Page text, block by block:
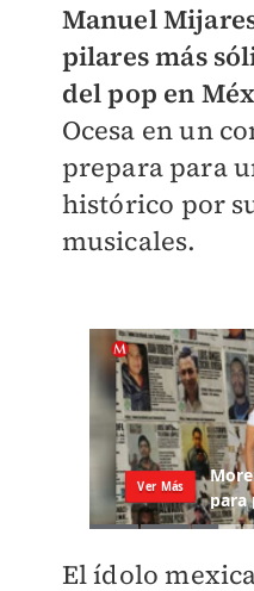
Manuel
pilares más
del pop en
Ocesa en un
prepara para
histórico por
musicales.
El ídolo